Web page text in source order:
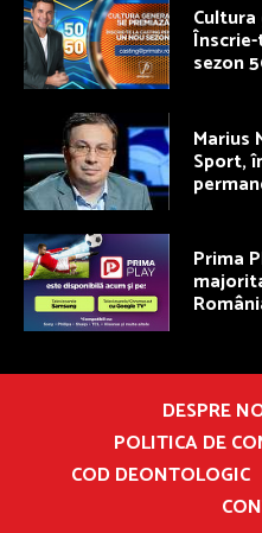
sezon
Marius
Sport,
Prima
DESPRE
POLITICA DE
COD DEONTOLOGIC